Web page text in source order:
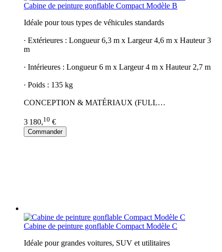
Cabine de peinture gonflable Compact Modèle B
Idéale pour tous types de véhicules standards
∙ Extérieures : Longueur 6,3 m x Largeur 4,6 m x Hauteur 3
m
∙ Intérieures : Longueur 6 m x Largeur 4 m x Hauteur 2,7 m
∙ Poids : 135 kg
CONCEPTION & MATÉRIAUX (FULL…
3 180,10 €
Commander
Cabine de peinture gonflable Compact Modèle C
Idéale pour grandes voitures, SUV et utilitaires